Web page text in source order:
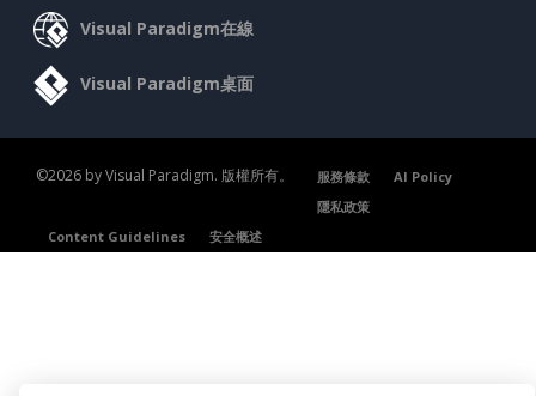
Visual Paradigm在線
Visual Paradigm桌面
©2026 by Visual Paradigm. 版權所有。 服務條款
AI Policy
隱私政策
Content Guidelines
安全概述